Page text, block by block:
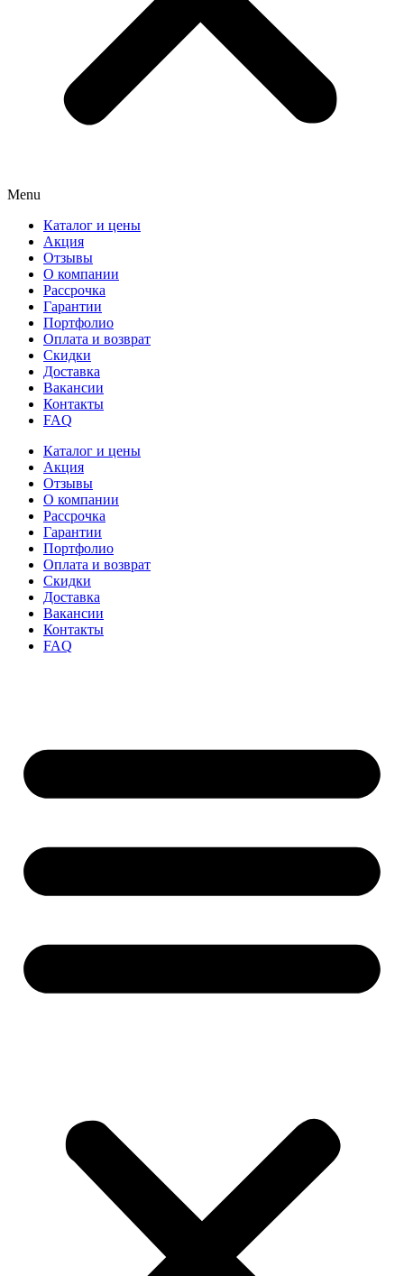
Menu
Каталог и цены
Акция
Отзывы
О компании
Рассрочка
Гарантии
Портфолио
Оплата и возврат
Скидки
Доставка
Вакансии
Контакты
FAQ
Каталог и цены
Акция
Отзывы
О компании
Рассрочка
Гарантии
Портфолио
Оплата и возврат
Скидки
Доставка
Вакансии
Контакты
FAQ